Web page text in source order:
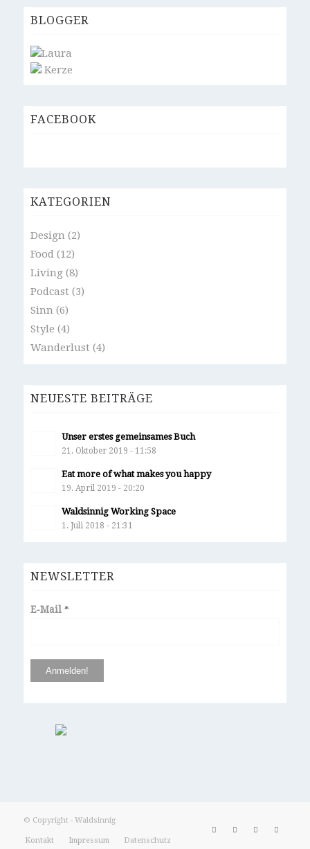
BLOGGER
Laura
Kerze
FACEBOOK
KATEGORIEN
Design (2)
Food (12)
Living(8)
Podcast (3)
Sinn (6)
Style (4)
Wanderlust (4)
NEUESTE BEITRÄGE
Unser erstes gemeinsames Buch
21. Oktober 2019 - 11:58
Eat more of what makes you happy
19. April 2019 - 20:20
Waldsinnig Working Space
1. Juli 2018 - 21:31
NEWSLETTER
E-Mail *
© Copyright - Waldsinnig
Kontakt Impressum Datenschutz